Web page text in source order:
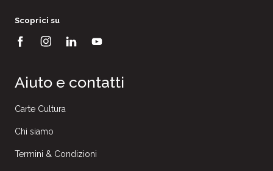
Scoprici su
Aiuto e contatti
Carte Cultura
Chi siamo
Termini & Condizioni